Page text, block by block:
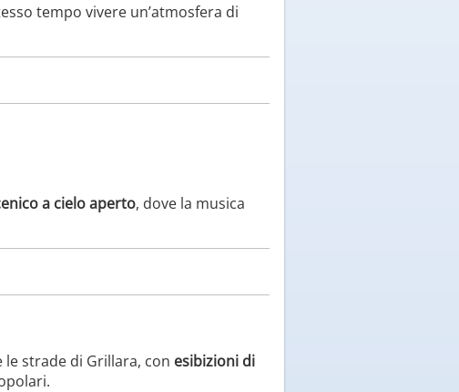
tempo vivere un’atmosfera di
a cielo aperto, dove la musica
le strade di Grillara, con esibizioni di